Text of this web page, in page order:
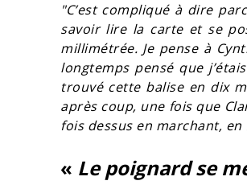
"C’est compliqué à dire
savoir lire la carte et se
millimétrée. Je pense à
longtemps pensé que
trouvé cette balise en dix
après coup, une fois que
fois dessus en marchant,
« Le poignard se